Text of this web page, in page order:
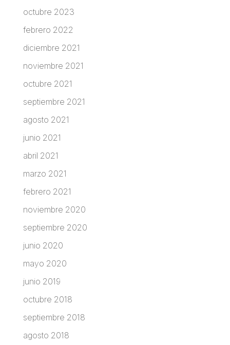
octubre 2023
febrero 2022
diciembre 2021
noviembre 2021
octubre 2021
septiembre 2021
agosto 2021
junio 2021
abril 2021
marzo 2021
febrero 2021
noviembre 2020
septiembre 2020
junio 2020
mayo 2020
junio 2019
octubre 2018
septiembre 2018
agosto 2018